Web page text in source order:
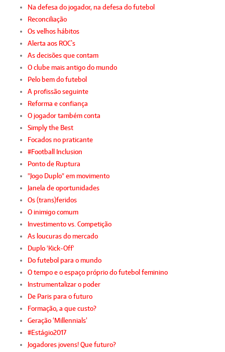
Na defesa do jogador, na defesa do futebol
Reconciliação
Os velhos hábitos
Alerta aos ROC`s
As decisões que contam
O clube mais antigo do mundo
Pelo bem do futebol
A profissão seguinte
Reforma e confiança
O jogador também conta
Simply the Best
Focados no praticante
#Football Inclusion
Ponto de Ruptura
"Jogo Duplo" em movimento
Janela de oportunidades
Os (trans)feridos
O inimigo comum
Investimento vs. Competição
As loucuras do mercado
Duplo 'Kick-Off'
Do futebol para o mundo
O tempo e o espaço próprio do futebol feminino
Instrumentalizar o poder
De Paris para o futuro
Formação, a que custo?
Geração ‘Millennials’
#Estágio2017
Jogadores jovens! Que futuro?